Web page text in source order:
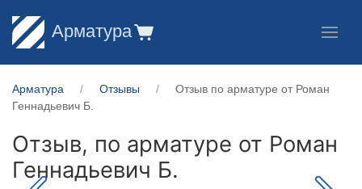
Арматура
Арматура Отзывы
Отзыв по арматуре от Роман
Геннадьевич Б.
Отзыв, по арматуре от Роман
Геннадьевич Б.